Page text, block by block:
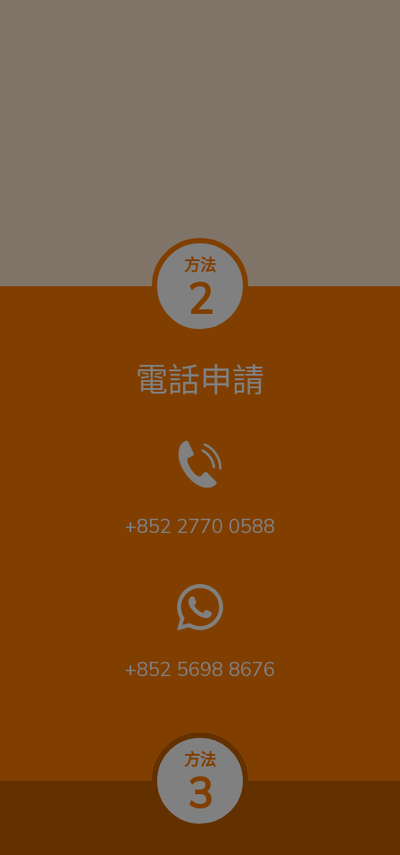
方法
2
電話申請
+852 2770 0588
+852 5698 8676
方法
3